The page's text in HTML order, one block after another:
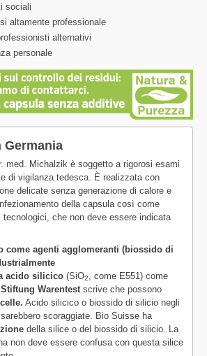
sociali
altamente professionale
alternativi
personale
Germania
med. Michalzik è soggetto a rigorosi esami
di vigilanza tedesca. È realizzata con
delicate senza generazione di calore e
della capsula così come
che non deve essere indicata
come agenti agglomeranti (biossido di
acido silicico (SiO2
, come E551) come
Stiftung Warentest scrive che possono
Acido silicico o biossido di silicio negli
scoraggiate. Bio Suisse ha
della silice o del biossido di silicio. La
non deve essere confusa con questa silice